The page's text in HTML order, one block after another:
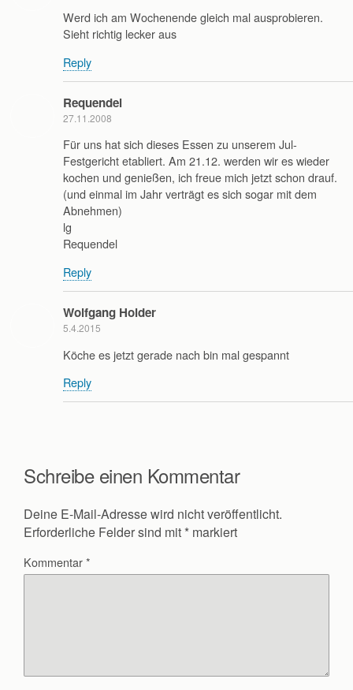
Werd ich am Wochenende gleich mal ausprobieren.
Sieht richtig lecker aus
Reply
Requendel
27.11.2008
Für uns hat sich dieses Essen zu unserem Jul-
Festgericht etabliert. Am 21.12. werden wir es wieder
kochen und genießen, ich freue mich jetzt schon drauf.
(und einmal im Jahr verträgt es sich sogar mit dem
Abnehmen)
lg
Requendel
Reply
Wolfgang Holder
5.4.2015
Köche es jetzt gerade nach bin mal gespannt
Reply
Schreibe einen Kommentar
Deine E-Mail-Adresse wird nicht veröffentlicht.
Erforderliche Felder sind mit * markiert
Kommentar*